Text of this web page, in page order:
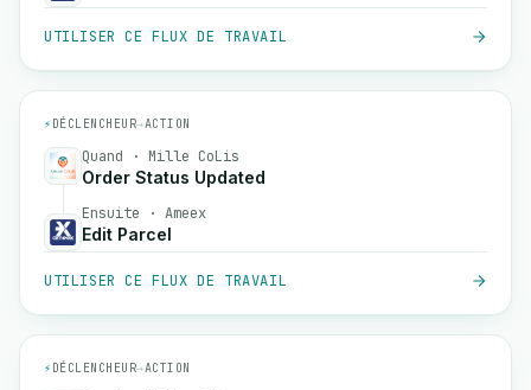
UTILISER CE FLUX DE TRAVAIL
⚡ DÉCLENCHEUR→ACTION
Quand · Mille CoLis
Order Status Updated
Ensuite · Ameex
Edit Parcel
UTILISER CE FLUX DE TRAVAIL
⚡ DÉCLENCHEUR→ACTION